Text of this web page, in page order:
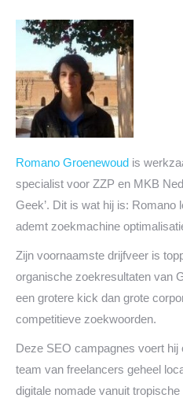
Romano Groenewoud is
specialist voor ZZP en MKB
Geek’. Dit is wat hij is: Romano
ademt zoekmachine
Zijn voornaamste drijfveer is
organische zoekresultaten van
een grotere kick dan grote
competitieve zoekwoorden.
Deze SEO campagnes voert
team van freelancers geheel
digitale nomade vanuit